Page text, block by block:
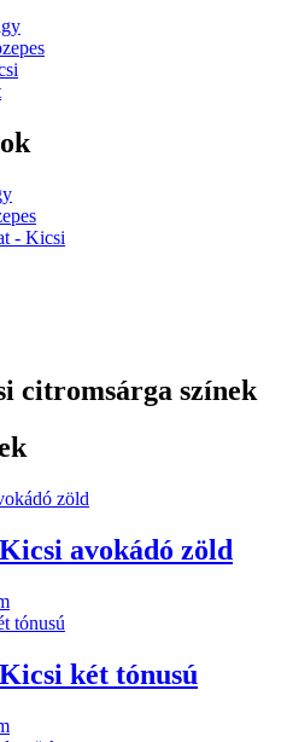
- Kicsi
citromsárga színek
avokádó zöld
két tónusú